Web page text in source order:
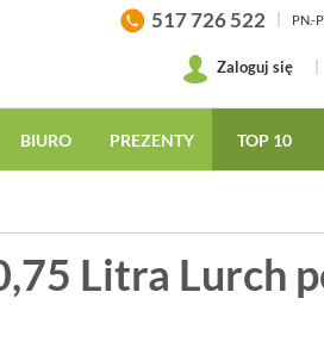
517 726 522 PN.-
Zaloguj się
BIURO PREZENTY TOP 10
Litra Lurch